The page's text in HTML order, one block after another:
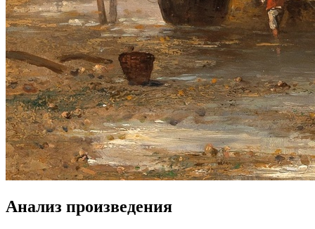
Анализ произведения